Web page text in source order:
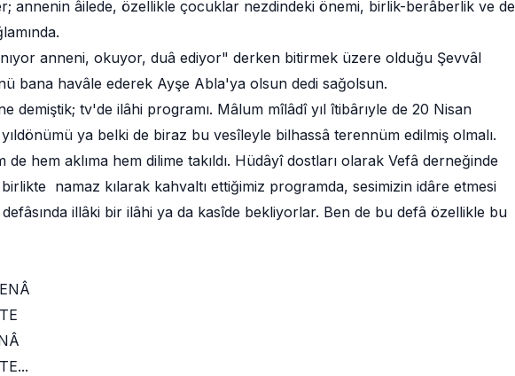
annenin âilede, özellikle çocuklar nezdindeki önemi, birlik-berâberlik ve de
anneni, okuyor, duâ ediyor" derken bitirmek üzere olduğu Şevvâl
bana havâle ederek Ayşe Abla'ya olsun dedi sağolsun.
demiştik; tv'de ilâhi programı. Mâlum mîlâdî yıl îtibârıyle de 20 Nisan
ya belki de biraz bu vesîleyle bilhassâ terennüm edilmiş olmalı.
hem aklıma hem dilime takıldı. Hüdâyî dostları olarak Vefâ derneğinde
namaz kılarak kahvaltı ettiğimiz programda, sesimizin idâre etmesi
defâsında illâki bir ilâhi ya da kasîde bekliyorlar. Ben de bu defâ özellikle bu